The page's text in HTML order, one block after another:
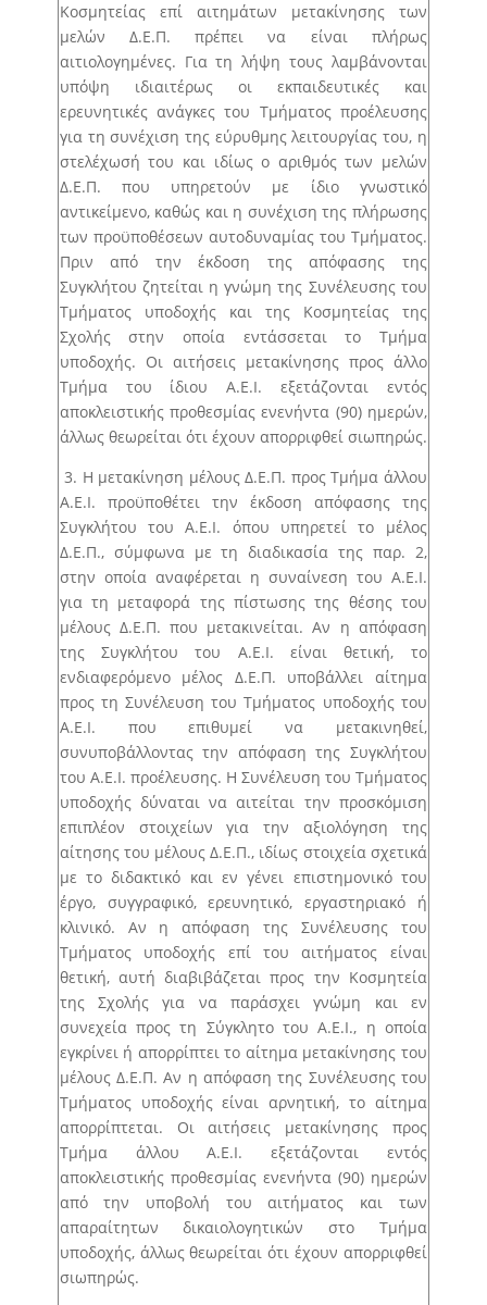
Κοσμητείας επί αιτημάτων μετακίνησης των
μελών Δ.Ε.Π. πρέπει να είναι πλήρως
αιτιολογημένες. Για τη λήψη τους λαμβάνονται
υπόψη ιδιαιτέρως οι εκπαιδευτικές και
ερευνητικές ανάγκες του Τμήματος προέλευσης
για τη συνέχιση της εύρυθμης λειτουργίας του, η
στελέχωσή του και ιδίως ο αριθμός των μελών
Δ.Ε.Π. που υπηρετούν με ίδιο γνωστικό
αντικείμενο, καθώς και η συνέχιση της πλήρωσης
των προϋποθέσεων αυτοδυναμίας του Τμήματος.
Πριν από την έκδοση της απόφασης της
Συγκλήτου ζητείται η γνώμη της Συνέλευσης του
Τμήματος υποδοχής και της Κοσμητείας της
Σχολής στην οποία εντάσσεται το Τμήμα
υποδοχής. Οι αιτήσεις μετακίνησης προς άλλο
Τμήμα του ίδιου Α.Ε.Ι. εξετάζονται εντός
αποκλειστικής προθεσμίας ενενήντα (90) ημερών,
άλλως θεωρείται ότι έχουν απορριφθεί σιωπηρώς.
3. Η μετακίνηση μέλους Δ.Ε.Π. προς Τμήμα άλλου
Α.Ε.Ι. προϋποθέτει την έκδοση απόφασης της
Συγκλήτου του Α.Ε.Ι. όπου υπηρετεί το μέλος
Δ.Ε.Π., σύμφωνα με τη διαδικασία της παρ. 2,
στην οποία αναφέρεται η συναίνεση του Α.Ε.Ι.
για τη μεταφορά της πίστωσης της θέσης του
μέλους Δ.Ε.Π. που μετακινείται. Αν η απόφαση
της Συγκλήτου του Α.Ε.Ι. είναι θετική, το
ενδιαφερόμενο μέλος Δ.Ε.Π. υποβάλλει αίτημα
προς τη Συνέλευση του Τμήματος υποδοχής του
Α.Ε.Ι. που επιθυμεί να μετακινηθεί,
συνυποβάλλοντας την απόφαση της Συγκλήτου
του Α.Ε.Ι. προέλευσης. Η Συνέλευση του Τμήματος
υποδοχής δύναται να αιτείται την προσκόμιση
επιπλέον στοιχείων για την αξιολόγηση της
αίτησης του μέλους Δ.Ε.Π., ιδίως στοιχεία σχετικά
με το διδακτικό και εν γένει επιστημονικό του
έργο, συγγραφικό, ερευνητικό, εργαστηριακό ή
κλινικό. Αν η απόφαση της Συνέλευσης του
Τμήματος υποδοχής επί του αιτήματος είναι
θετική, αυτή διαβιβάζεται προς την Κοσμητεία
της Σχολής για να παράσχει γνώμη και εν
συνεχεία προς τη Σύγκλητο του Α.Ε.Ι., η οποία
εγκρίνει ή απορρίπτει το αίτημα μετακίνησης του
μέλους Δ.Ε.Π. Αν η απόφαση της Συνέλευσης του
Τμήματος υποδοχής είναι αρνητική, το αίτημα
απορρίπτεται. Οι αιτήσεις μετακίνησης προς
Τμήμα άλλου Α.Ε.Ι. εξετάζονται εντός
αποκλειστικής προθεσμίας ενενήντα (90) ημερών
από την υποβολή του αιτήματος και των
απαραίτητων δικαιολογητικών στο Τμήμα
υποδοχής, άλλως θεωρείται ότι έχουν απορριφθεί
σιωπηρώς.